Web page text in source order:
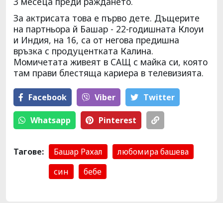
За актрисата това е първо дете. Дъщерите
на партньора й Башар - 22-годишната Клоуи
и Индия, на 16, са от негова предишна
връзка с продуцентката Калина.
Момичетата живеят в САЩ с майка си, която
там прави блестяща кариера в телевизията.
Facebook Viber Тwitter
Whatsapp Pinterest
Тагове: Башар Рахал
любомира башева
син
бебе